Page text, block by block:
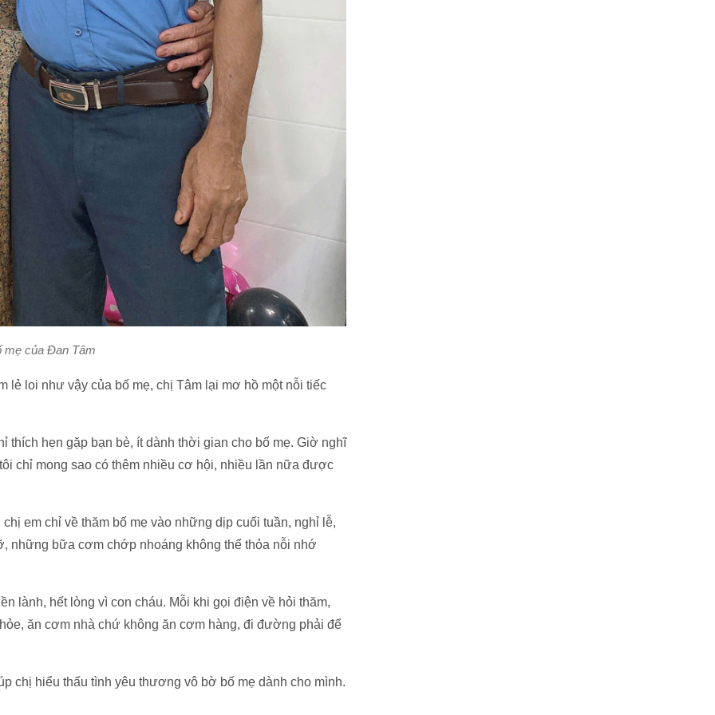
mẹ của Đan Tâm
lẻ loi như vậy của bố mẹ, chị Tâm lại mơ hồ một nỗi tiếc
thích hẹn gặp bạn bè, ít dành thời gian cho bố mẹ. Giờ nghĩ
chỉ mong sao có thêm nhiều cơ hội, nhiều lần nữa được
em chỉ về thăm bố mẹ vào những dịp cuối tuần, nghỉ lễ,
những bữa cơm chớp nhoáng không thể thỏa nỗi nhớ
lành, hết lòng vì con cháu. Mỗi khi gọi điện về hỏi thăm,
ăn cơm nhà chứ không ăn cơm hàng, đi đường phải để
chị hiểu thấu tình yêu thương vô bờ bố mẹ dành cho mình.